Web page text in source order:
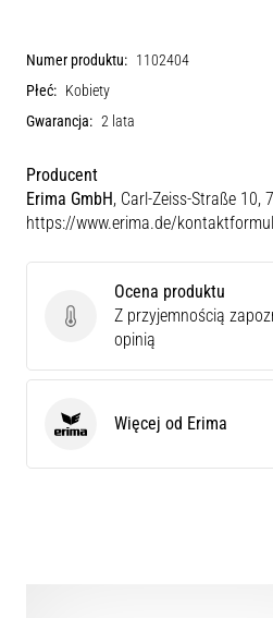
Numer produktu: 1102404
Płeć: Kobiety
Gwarancja: 2 lata
Producent
Erima GmbH, Carl-Zeiss-Straße 10,
https://www.erima.de/
Ocena produktu
Ocena produktu
Z przyjemnością
opinią
Erima Więcej od Erima